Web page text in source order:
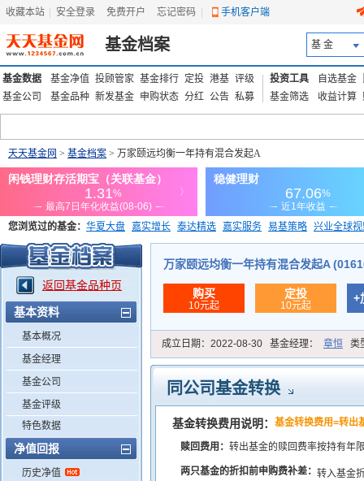
收藏本站 安全登录 免费开户 忘记密码 手机客户端
基金档案 基 金
基金数据 基金净值 投顾管家 基金排行 定投 港基 评级
基金公司
基金品种 新发基金 申购状态 分红 公告 私募
投资工具 自选基金
基金筛选
收益计算
天天基金网 > 基金档案 > 万家颐远均衡一年持有混合发起A
您浏览过的基金： 华夏大盘 嘉实增长 泰达精选 嘉实服务 易基策略 兴业全球
添富优势 华安宏利 上证180价值ETF
返回基金品种页
基本资料
基本概况
基金经理
基金公司
基金评级
特色数据
净值回报
历史净值
万家颐远均衡一年持有混合发起A
购买
10元起
定投
10元起
+
成立日期： 2022-08-30 基金经理： 章恒 类
同公司基金转换
基金转换费用说明： 基金转换费用=转出
赎回费用： 转出基金的赎回费率按持有年
两只基金的折扣前申购费补差： 转入基金